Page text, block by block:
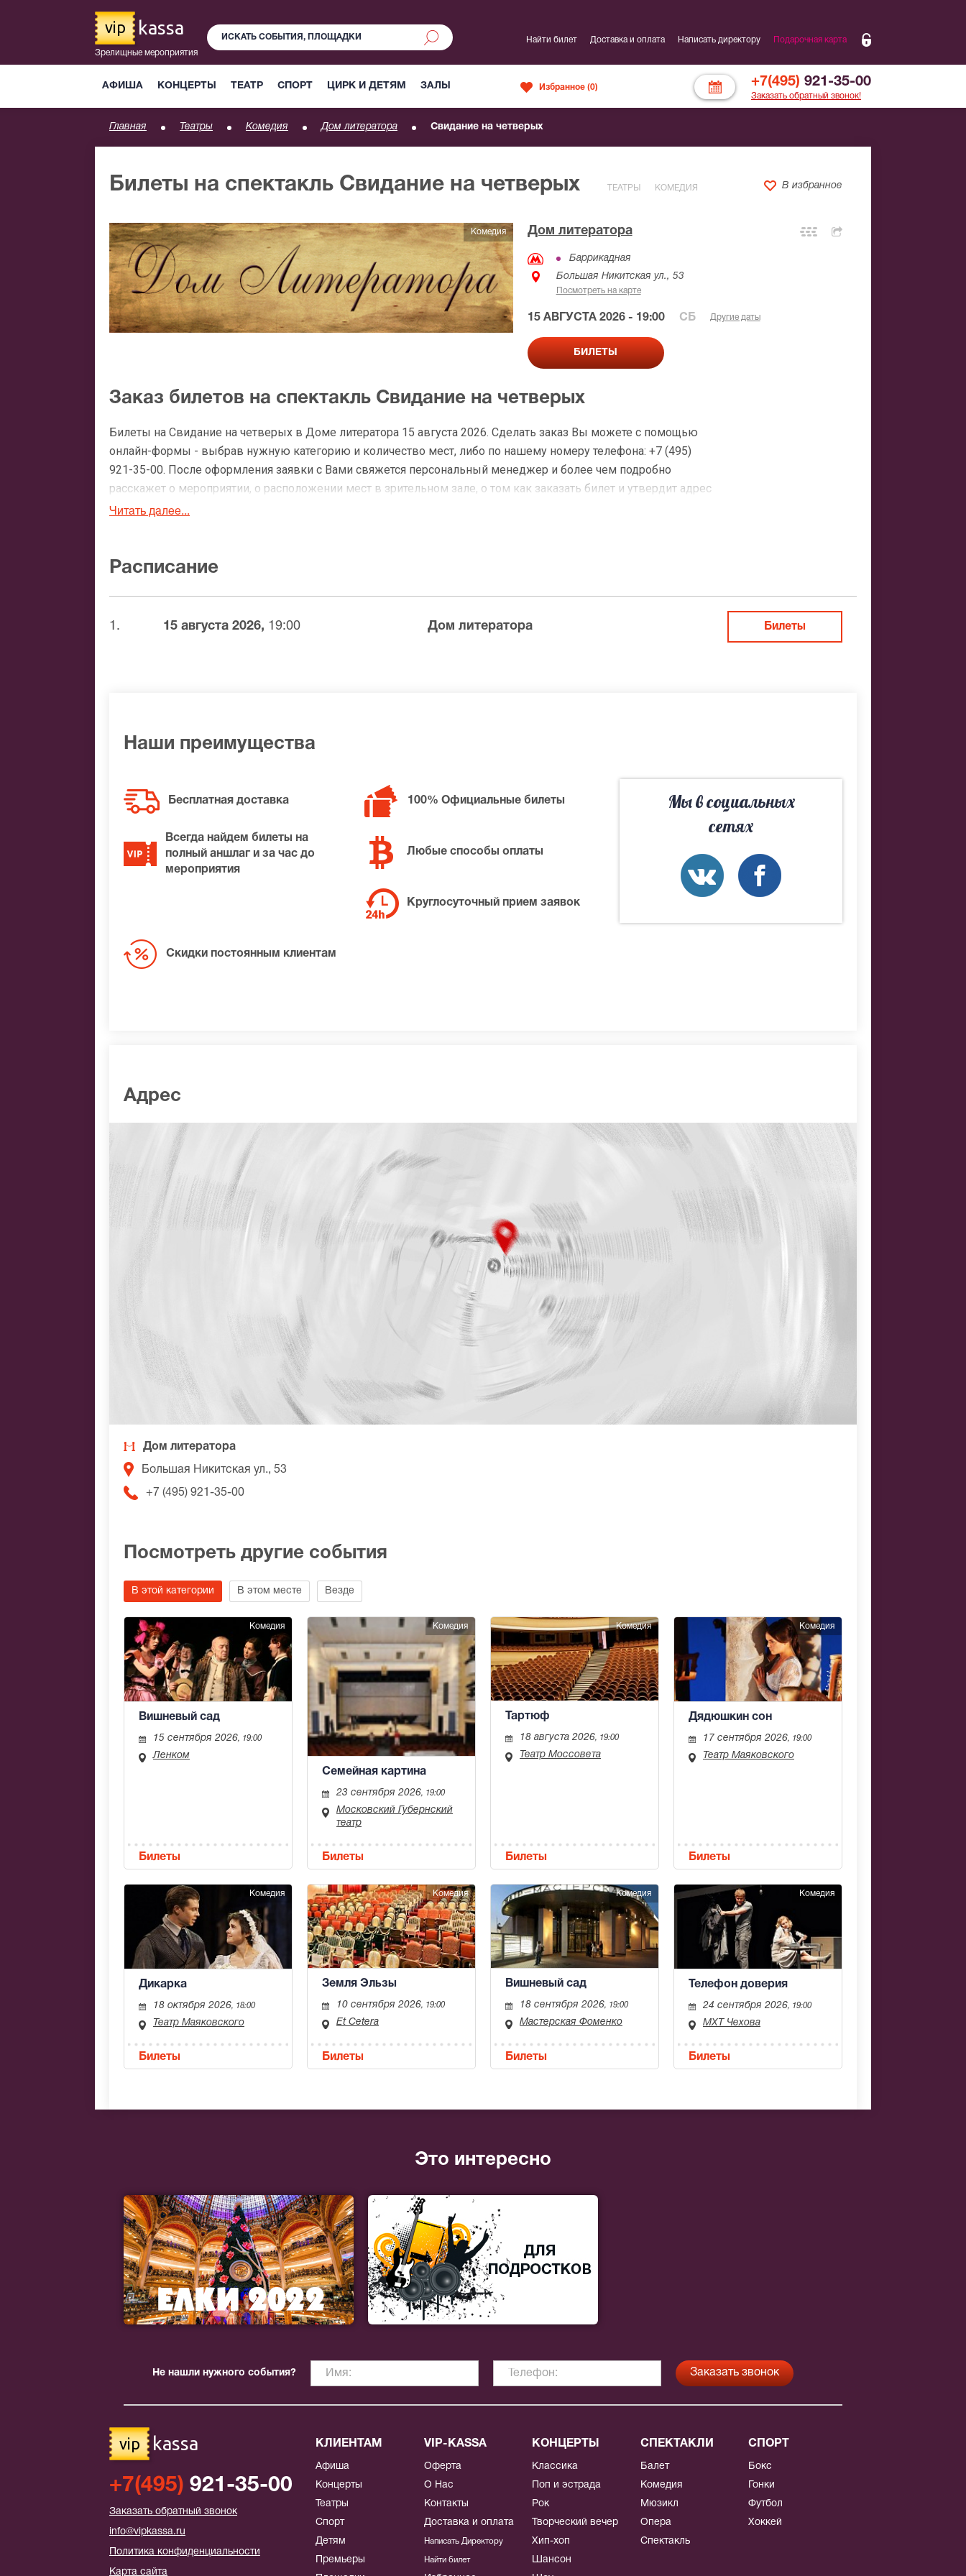
vip kassa
Зрелищные мероприятия
АФИША КОНЦЕРТЫ ТЕАТР СПОРТ ЦИРК И ДЕТЯМ ЗАЛЫ
Найти билет Доставка и оплата Написать директору Подарочная карта
+7(495) 921-35-00
Заказать обратный звонок!
Избранное (0)
Главная Театры Комедия Дом литератора Свидание на четверых
Билеты на спектакль Свидание на четверых ТЕАТРЫ КОМЕДИЯ В избранное
Комедия Дом литератора
Баррикадная
Большая Никитская ул., 53
Посмотреть на карте
15 АВГУСТА 2026 - 19:00 СБ Другие даты
БИЛЕТЫ
Заказ билетов на спектакль Свидание на четверых
Билеты на Свидание на четверых в Доме литератора 15 августа 2026. Сделать заказ Вы можете с помощью
онлайн-формы - выбрав нужную категорию и количество мест, либо по нашему номеру телефона: +7 (495)
921-35-00. После оформления заявки с Вами свяжется персональный менеджер и более чем подробно
расскажет о мероприятии, о расположении мест в зрительном зале, о том как заказать билет и утвердит адрес
доставки.
После бронирования билетов, ожидайте доставку по Москве в течение не более 2-х часов. Бесплатная
доставка билетов осуществляется в пределах МКАД возле метро или в пешей доступности. Оплатить заказ
Связной
На нашем сайте всегда большой выбор билетов в разные категории зрительного зала Дом литератора. Если
не удалось найти нужные билеты на Свидание на четверых, позвоните нам в call-центр и мы обязательно
подберем Вам лучшие места по доступной цене.
Читать далее...
Расписание
1. 15 августа 2026, 19:00 Дом литератора Билеты
Наши преимущества
Бесплатная доставка 100% Официальные билеты
Всегда найдем билеты на
полный аншлаг и за час до
мероприятия
Любые способы оплаты
Круглосуточный прием заявок
Скидки постоянным клиентам
Мы в социальных
сетях
Адрес
Дом литератора
Большая Никитская ул., 53
+7 (495) 921-35-00
Посмотреть другие события
В этой категории В этом месте Везде
Комедия
Вишневый сад
15 сентября 2026, 19:00
Ленком
Билеты
Комедия
Семейная картина
23 сентября 2026, 19:00
Московский Губернский
театр
Билеты
Комедия
Тартюф
18 августа 2026, 19:00
Театр Моссовета
Билеты
Комедия
Дядюшкин сон
17 сентября 2026, 19:00
Театр Маяковского
Билеты
Комедия
Дикарка
18 октября 2026, 18:00
Театр Маяковского
Билеты
Комедия
Земля Эльзы
10 сентября 2026, 19:00
Et Cetera
Билеты
Комедия
Вишневый сад
18 сентября 2026, 19:00
Мастерская Фоменко
Билеты
Комедия
Телефон доверия
24 сентября 2026, 19:00
МХТ Чехова
Билеты
Это интересно
Не нашли нужного события?
vip kassa
+7(495) 921-35-00
Заказать обратный звонок
info@vipkassa.ru
Политика конфиденциальности
Карта сайта
КЛИЕНТАМ
Афиша
Концерты
Театры
Спорт
Детям
Премьеры
VIP-KASSA
Оферта
О Нас
Контакты
Доставка и оплата
Написать Директору
Найти билет
КОНЦЕРТЫ
Классика
Поп и эстрада
Рок
Творческий вечер
Хип-хоп
Шансон
СПЕКТАКЛИ
Балет
Комедия
Мюзикл
Опера
Спектакль
СПОРТ
Бокс
Гонки
Футбол
Хоккей